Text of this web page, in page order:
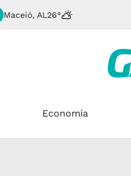
Maceió, AL 26°
Economia